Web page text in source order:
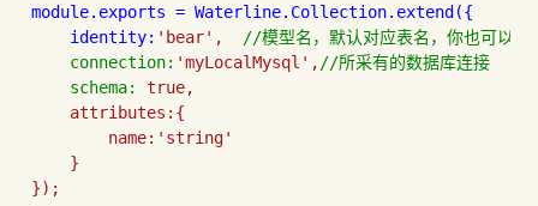
module.exports = Waterline.Collection.extend({
    identity:
'bear',
//模型名，默认对应表名，你也可以
    connection:
'myLocalMysql', //所采有的数据库连接
    schema:
true,
    attributes:{
        name:
'string'
    }
});